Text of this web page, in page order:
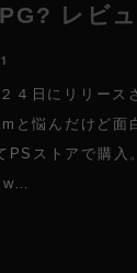
レビュ
４日にリリー
と悩んだけど面
PSストアで購入